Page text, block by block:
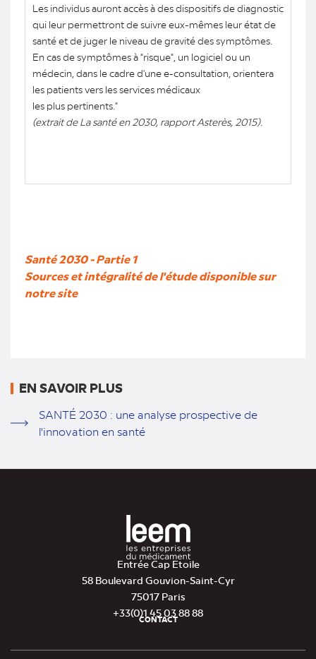
Les individus auront accès à des dispositifs de diagnostic
qui leur permettront de suivre eux-mêmes leur état de
santé et de juger le niveau de gravité des symptômes.
En cas de symptômes à "risque", un logiciel ou un
médecin, dans le cadre d'une e-consultation, orientera
les patients vers les services médicaux
les plus pertinents."
(extrait de La santé en 2030, rapport Asterès, 2015).
Santé 2030 - Partie 1
Sources et intégralité de l'étude disponible sur
notre site
EN SAVOIR PLUS
SANTÉ 2030 : une analyse prospective de
l'innovation en santé
Entrée Cap Etoile
58 Boulevard Gouvion-Saint-Cyr
75017 Paris
+33(0)1 45 03 88 88
de
CONTACT